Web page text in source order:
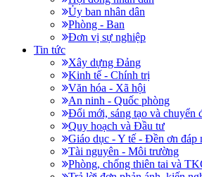
Ủy ban nhân dân
Phòng - Ban
Đơn vị sự nghiệp
Tin tức
Xây dựng Đảng
Kinh tế - Chính trị
Văn hóa - Xã hội
An ninh - Quốc phòng
Đổi mới, sáng tạo và chuyển
Quy hoạch và Đầu tư
Giáo dục - Y tế - Đền ơn đáp
Tài nguyên - Môi trường
Phòng, chống thiên tai và